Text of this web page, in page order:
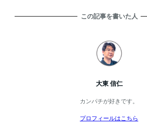
この記事を書いた人
大東 信仁
カンパチが好きです。
プロフィールはこちら